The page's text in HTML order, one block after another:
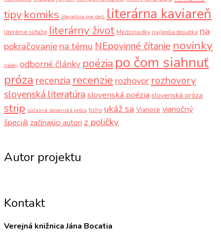
tipy komiks literatúra pre deti literárna kaviareň
literárne súťaže literárny život Medziriadky najlepšia desiatka na
pokračovaniena tému NEpovinné čítanie novinky
nádej odborné články poézia po čom siahnuť
próza recenzia recenzie rozhovor rozhovory
slovenská literatúra slovenská poézia slovenská próza
strip súčasná slovenská próza ticho ukáž sa Vianoce vianočný
špeciál začínajúci autori z poličky
Autor projektu
Kontakt
Verejná knižnica Jána Bocatia